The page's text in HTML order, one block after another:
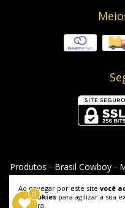
Ao navegar por este site você
de cookies para agilizar a sua
compra.
Produtos - Brasil Cowboy -
0
0